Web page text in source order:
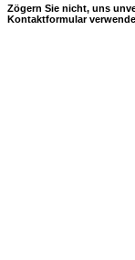
Zögern Sie nicht, uns
Kontaktformular